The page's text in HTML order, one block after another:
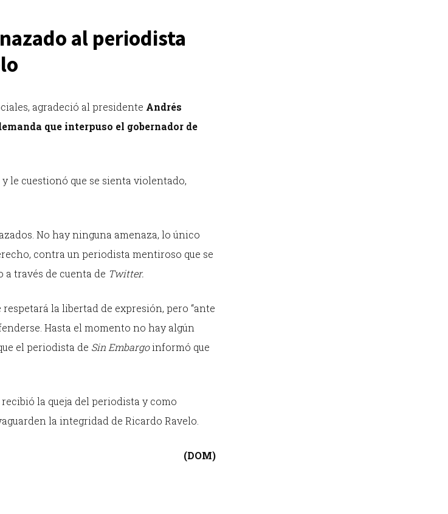
al periodista
agradeció al presidente Andrés
que interpuso el gobernador de
le cuestionó que se sienta violentado,
No hay ninguna amenaza, lo único
contra un periodista mentiroso que se
a través de cuenta de Twitter.
la libertad de expresión, pero “ante
Hasta el momento no hay algún
el periodista de Sin Embargoinformó que
la queja del periodista y como
la integridad de Ricardo Ravelo.
(DOM)